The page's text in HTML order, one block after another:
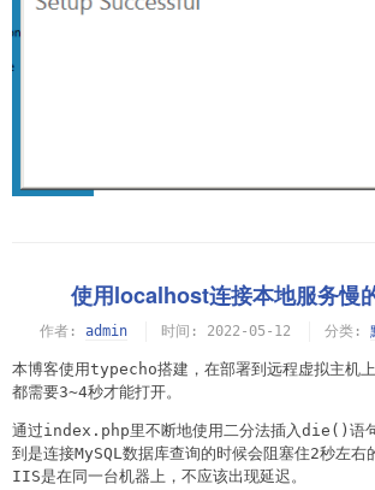
使用localhost连接本地服务慢
作者: admin 时间: 2022-05-12 分类:
本博客使用typecho搭建，在部署到远程虚拟主机
都需要3~4秒才能打开。
通过index.php里不断地使用二分法插入die()语
到是连接MySQL数据库查询的时候会阻塞住2秒左右
IIS是在同一台机器上，不应该出现延迟。